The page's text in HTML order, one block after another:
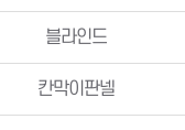
블라인드
칸막이판넬